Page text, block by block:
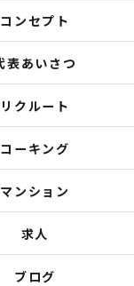
コンセプト
表あいさつ
リクルート
コーキング
マンション
求人
ブログ